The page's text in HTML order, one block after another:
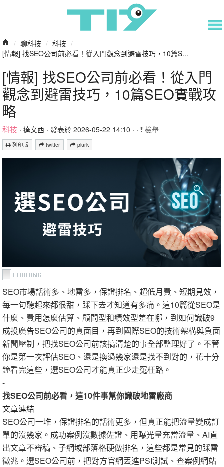
/ 聊科技 / 科技 /
[情報] 找SEO公司前必看！從入門觀念到避雷技巧，10篇S...
[情報] 找SEO公司前必看！從入門
觀念到避雷技巧，10篇SEO實戰攻
略
科技 · 達文西 · 發表於 2026-05-22 14:10 · · 檢舉
列印版 twitter plurk
SEO市場話術多、地雷多，保證排名、超低月費、短期見效，
每一句聽起來都很甜，踩下去才知道有多痛。這10篇從SEO是
什麼、費用怎麼估算、顧問型和績效型差在哪，到如何識破9
成投廣告SEO公司的真面目，再到國際SEO的技術架構與負面
新聞壓制，把找SEO公司前該搞清楚的事全部整理好了。不管
你是第一次評估SEO、還是換過幾家還是找不到對的，花十分
鐘看完這些，選SEO公司才能真正少走冤枉路。
-
找SEO公司前必看，這10件事幫你識破地雷廠商
文章連結
SEO公司一堆，保證排名的話術更多，但真正能把流量變成訂
單的沒幾家。成功案例沒數據佐證、用曝光量充當流量、AI直
出文章不審稿、子網域部落格硬做排名，這些都是常見的踩雷
徵兆。選SEO公司前，把對方官網丟進PSI測試、查案例網站